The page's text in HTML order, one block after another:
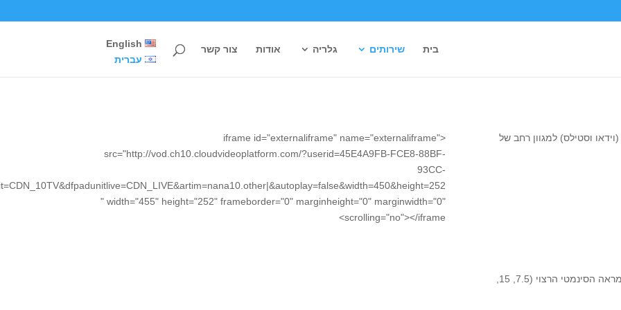
בית שירותים גלריה אודות צור קשר
עברית
<iframe id="externaliframe" name="externaliframe"
src="http://vod.ch10.cloudvideoplatform.com/?userid=45E4A9FB-FCE8-88BF-
93CC-
" width="455" height="252" frameborder="0" marginheight="0" marginwidth="0"
scrolling="no"></iframe>
וסטילס) למגוון רחב של